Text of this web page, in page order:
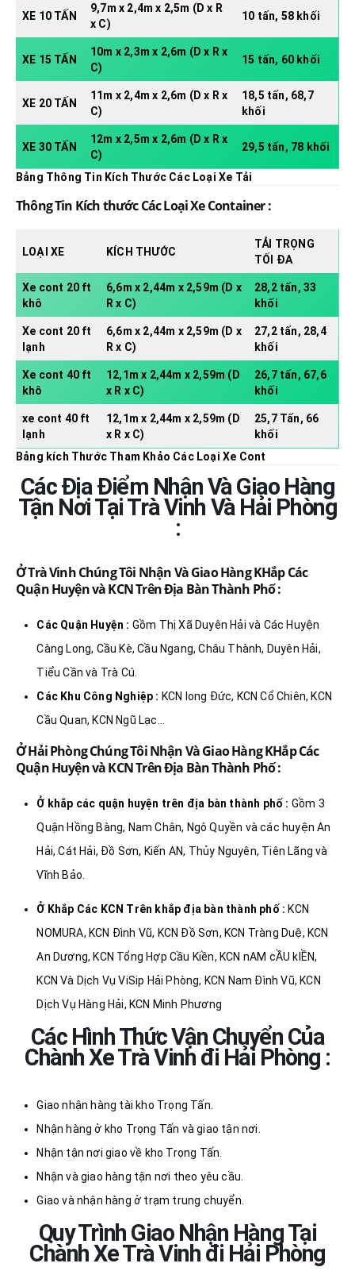
XE 10 TẤN
9,7m x 2,4m x 2,5m (D x R
x C)
10 tấn, 58 khối
XE 15 TẤN
10m x 2,3m x 2,6m (D x R x
C)
15 tấn, 60 khối
XE 20 TẤN
11m x 2,4m x 2,6m (D x R x
C)
18,5 tấn, 68,7
khối
XE 30 TẤN
12m x 2,5m x 2,6m (D x R x
C)
29,5 tấn, 78 khối
Bảng Thông Tin Kích Thước Các Loại Xe Tải
Thông Tin Kích thước Các Loại Xe Container :
LOẠI XE KÍCH THƯỚC
TẢI TRỌNG
TỐI ĐA
Xe cont 20 ft
khô
6,6m x 2,44m x 2,59m (D x
R x C)
28,2 tấn, 33
khối
Xe cont 20 ft
lạnh
6,6m x 2,44m x 2,59m (D x
R x C)
27,2 tấn, 28,4
khối
Xe cont 40 ft
khô
12,1m x 2,44m x 2,59m (D
x R x C)
26,7 tấn, 67,6
khối
xe cont 40 ft
lạnh
12,1m x 2,44m x 2,59m (D
x R x C)
25,7 Tấn, 66
khối
Bảng kích Thước Tham Khảo Các Loại Xe Cont
Các Địa Điểm Nhận Và Giao Hàng
Tận Nơi Tại Trà Vinh Và Hải Phòng
:
Ở Trà Vinh Chúng Tôi Nhận Và Giao Hàng KHắp Các
Quận Huyện và KCN Trên Địa Bàn Thành Phố :
Các Quận Huyện : Gồm Thị Xã Duyên Hải và Các Huyện
Càng Long, Cầu Kè, Cầu Ngang, Châu Thành, Duyên Hải,
Tiểu Cần và Trà Cú.
Các Khu Công Nghiệp : KCN long Đức, KCN Cổ Chiên, KCN
Cầu Quan, KCN Ngũ Lạc…
Ở Hải Phòng Chúng Tôi Nhận Và Giao Hàng KHắp Các
Quận Huyện và KCN Trên Địa Bàn Thành Phố :
Ở khắp các quận huyện trên địa bàn thành phố : Gồm 3
Quận Hồng Bàng, Nam Chân, Ngô Quyền và các huyện An
Hải, Cát Hải, Đồ Sơn, Kiến AN, Thủy Nguyên, Tiên Lãng và
Vĩnh Bảo.
Ở Khắp Các KCN Trên khắp địa bàn thành phố : KCN
NOMURA, KCN Đình Vũ, KCN Đồ Sơn, KCN Tràng Duệ, KCN
An Dương, KCN Tổng Hợp Cầu Kiền, KCN nAM cẦU kIỀN,
KCN Và Dịch Vụ ViSip Hải Phòng, KCN Nam Đình Vũ, KCN
Dịch Vụ Hàng Hải, KCN Minh Phương
Các Hình Thức Vận Chuyển Của
Chành Xe Trà Vinh đi Hải Phòng :
Giao nhận hàng tài kho Trọng Tấn.
Nhận hàng ở kho Trọng Tấn và giao tận nơi.
Nhận tận nơi giao về kho Trọng Tấn.
Nhận và giao hàng tận nơi theo yêu cầu.
Giao và nhận hàng ở trạm trung chuyển.
Quy Trình Giao Nhận Hàng Tại
Chành Xe Trà Vinh đi Hải Phòng